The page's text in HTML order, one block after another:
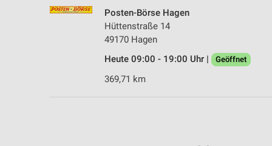
Posten-Börse Hagen
Hüttenstraße 14
49170 Hagen
Heute 09:00 - 19:00 Uhr |
Geöffnet
369,71 km